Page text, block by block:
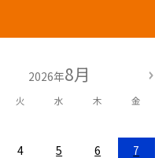
2026年8月
火 水 木 金
4 5 6 7